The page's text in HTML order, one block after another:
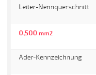
Leiter-Nennquerschnitt
0,500 mm2
Ader-Kennzeichnung